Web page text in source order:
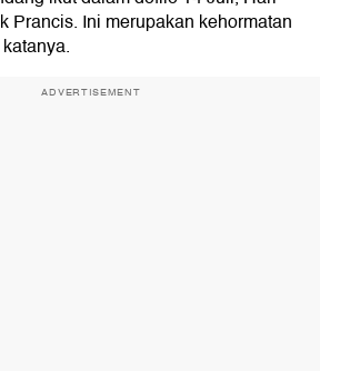
Prancis. Ini merupakan kehormatan
ADVERTISEMENT